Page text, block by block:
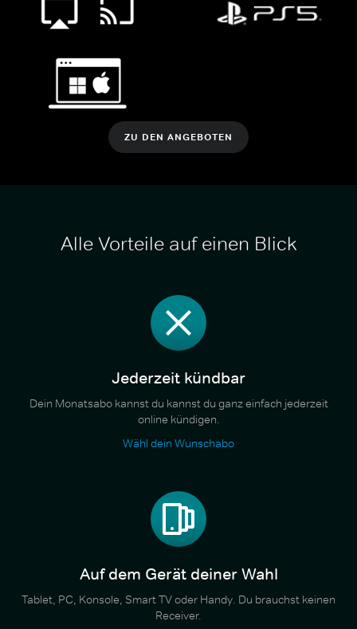
ZU DEN ANGEBOTEN
Alle Vorteile auf einen Blick
Jederzeit kündbar
Dein Monatsabo kannst du kannst du ganz einfach jederzeit
online kündigen.
Wähl dein Wunschabo
Auf dem Gerät deiner Wahl
Tablet, PC, Konsole, Smart TV oder Handy. Du brauchst keinen
Receiver.